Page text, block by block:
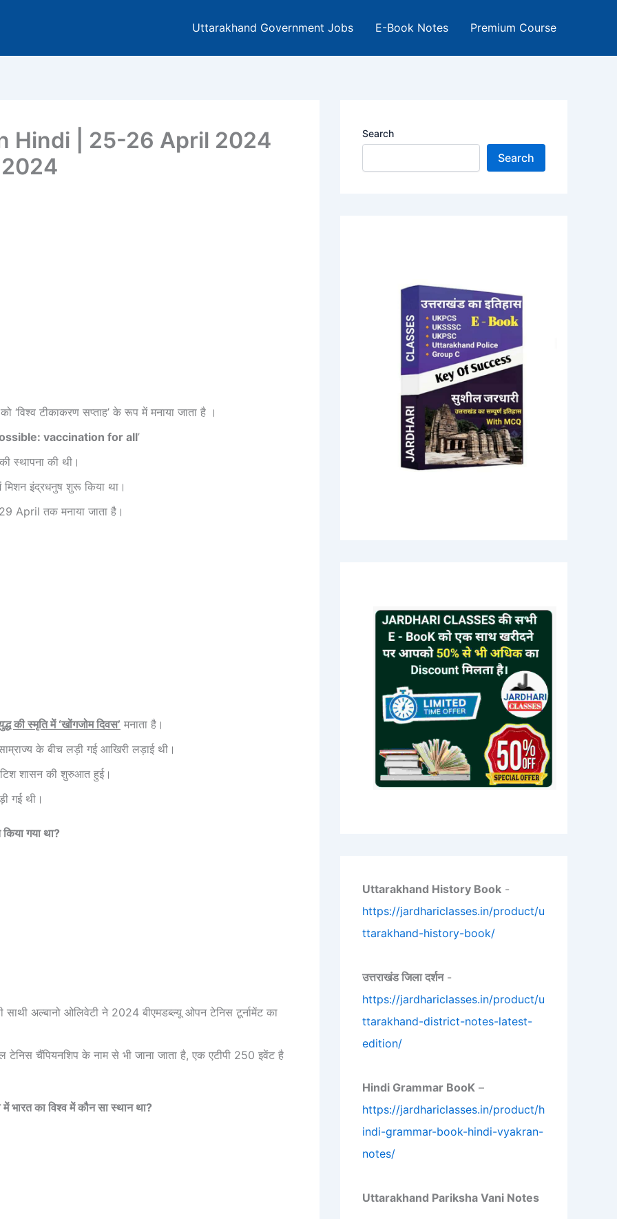
Uttarakhand Government Jobs E-Book Notes Premium Course
Hindi | 25-26 April 2024
टीकाकरण सप्ताह’ के रूप में मनाया जाता है ।
vaccination for all’
स्थापना की थी।
इंद्रधनुष शुरू किया था।
29 April तक मनाया जाता है।
की स्मृति में ‘खोंगजोम दिवस’ मनाता है।
के बीच लड़ी गई आखिरी लड़ाई थी।
शासन की शुरुआत हुई।
गई थी।
गया था?
साथी अल्बानो ओलिवेटी ने 2024 बीएमडब्ल्यू ओपन टेनिस टूर्नामेंट का
टेनिस चैंपियनशिप के नाम से भी जाना जाता है, एक एटीपी 250 इवेंट है
भारत का विश्व में कौन सा स्थान था?
Search
Search
Uttarakhand History Book -
https://jardhariclasses.in/product/u
ttarakhand-history-book/
उत्तराखंड जिला दर्शन-
https://jardhariclasses.in/product/u
ttarakhand-district-notes-latest-
edition/
Hindi Grammar BooK –
https://jardhariclasses.in/product/h
indi-grammar-book-hindi-vyakran-
notes/
Uttarakhand Pariksha Vani Notes